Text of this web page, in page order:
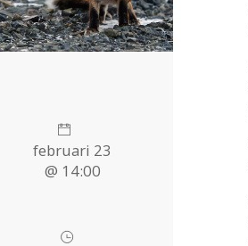
februari 23
@ 14:00